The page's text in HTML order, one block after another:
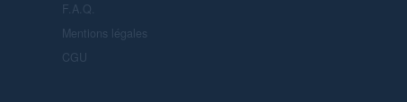
F.A.Q.
Mentions légales
CGU